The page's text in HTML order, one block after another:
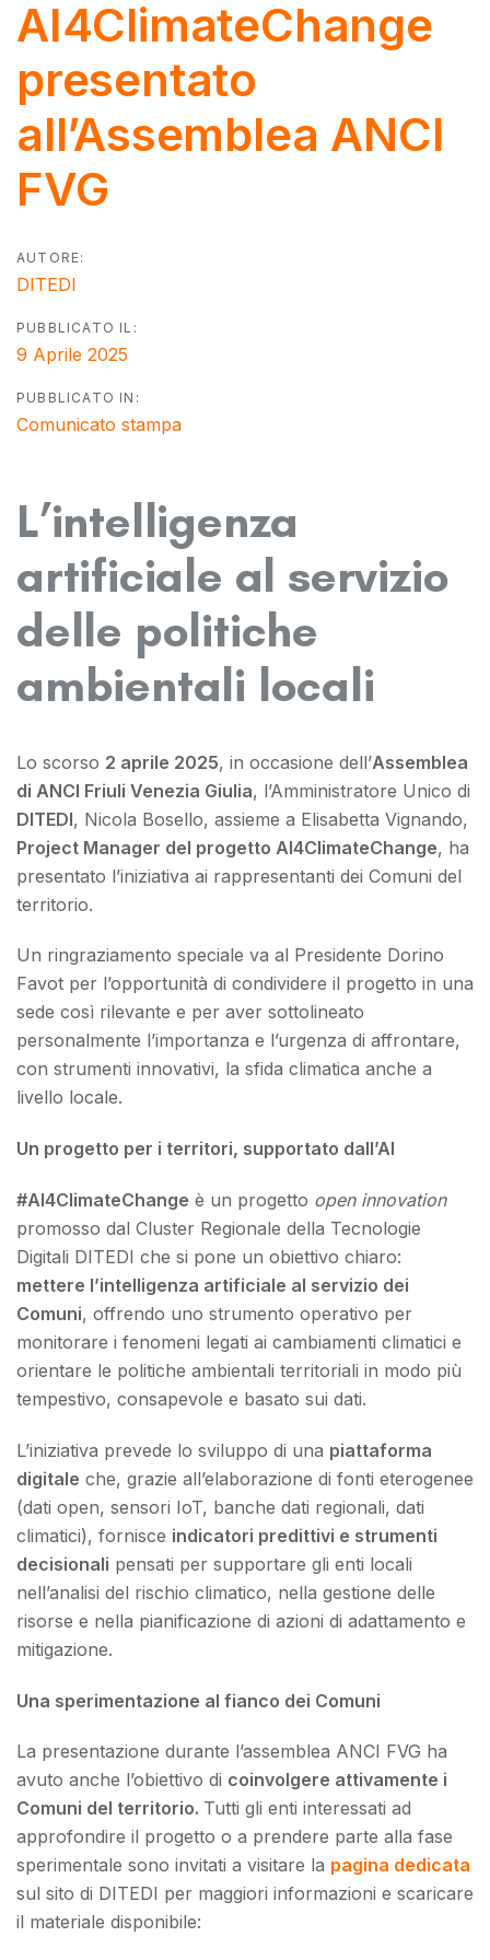
AI4ClimateChange
presentato
all’Assemblea ANCI
FVG
AUTORE:
DITEDI
PUBBLICATO IL:
9 Aprile 2025
PUBBLICATO IN:
Comunicato stampa
L’intelligenza
artificiale al servizio
delle politiche
ambientali locali
Lo scorso 2 aprile 2025, in occasione dell’Assemblea
di ANCI Friuli Venezia Giulia, l’Amministratore Unico di
DITEDI, Nicola Bosello, assieme a Elisabetta Vignando,
Project Manager del progetto AI4ClimateChange, ha
presentato l’iniziativa ai rappresentanti dei Comuni del
territorio.
Un ringraziamento speciale va al Presidente Dorino
Favot per l’opportunità di condividere il progetto in una
sede così rilevante e per aver sottolineato
personalmente l’importanza e l’urgenza di affrontare,
con strumenti innovativi, la sfida climatica anche a
livello locale.
Un progetto per i territori, supportato dall’AI
#AI4ClimateChange è un progetto open innovation
promosso dal Cluster Regionale della Tecnologie
Digitali DITEDI che si pone un obiettivo chiaro:
mettere l’intelligenza artificiale al servizio dei
Comuni, offrendo uno strumento operativo per
monitorare i fenomeni legati ai cambiamenti climatici e
orientare le politiche ambientali territoriali in modo più
tempestivo, consapevole e basato sui dati.
L’iniziativa prevede lo sviluppo di una piattaforma
digitale che, grazie all’elaborazione di fonti eterogenee
(dati open, sensori IoT, banche dati regionali, dati
climatici), fornisce indicatori predittivi e strumenti
decisionali pensati per supportare gli enti locali
nell’analisi del rischio climatico, nella gestione delle
risorse e nella pianificazione di azioni di adattamento e
mitigazione.
Una sperimentazione al fianco dei Comuni
La presentazione durante l’assemblea ANCI FVG ha
avuto anche l’obiettivo di coinvolgere attivamente i
Comuni del territorio. Tutti gli enti interessati ad
approfondire il progetto o a prendere parte alla fase
sperimentale sono invitati a visitare la pagina dedicata
sul sito di DITEDI per maggiori informazioni e scaricare
il materiale disponibile: